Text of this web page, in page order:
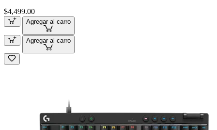
$4,499.00
Agregar al carro
Agregar al carro